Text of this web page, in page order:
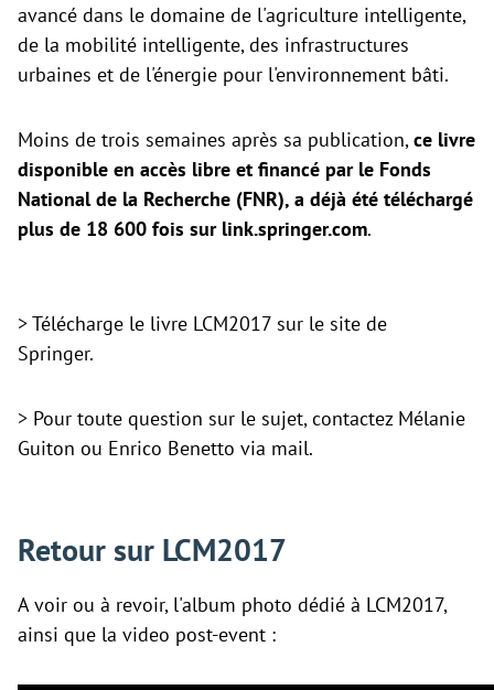
avancé dans le domaine de l'agriculture intelligente,
de la mobilité intelligente, des infrastructures
urbaines et de l'énergie pour l'environnement bâti.
Moins de trois semaines après sa publication,ce livre
disponible en accès libre et financé par le Fonds
National de la Recherche (FNR), a déjà été téléchargé
plus de 18 600 fois sur link.springer.com.
>Télécharge le livre LCM2017 sur le site de
Springer.
> Pour toute question sur le sujet, contactez Mélanie
Guiton ou Enrico Benetto via mail.
Retour sur LCM2017
A voir ou à revoir, l'album photo dédié à LCM2017,
ainsi que la video post-event :